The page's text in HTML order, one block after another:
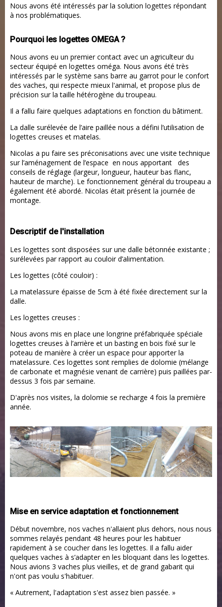
Nous avons été intéressés par la solution logettes répondant
à nos problématiques.
Pourquoi les logettes OMEGA ?
Nous avons eu un premier contact avec un agriculteur du
secteur équipé en logettes oméga. Nous avons été très
intéressés par le système sans barre au garrot pour le confort
des vaches, qui respecte mieux l'animal, et propose plus de
précision sur la taille hétérogène du troupeau.
Il a fallu faire quelques adaptations en fonction du bâtiment.
La dalle surélevée de l’aire paillée nous a défini l’utilisation de
logettes creuses et matelas.
Nicolas a pu faire ses préconisations avec une visite technique
sur l’aménagement de l’espace en nous apportant des
conseils de réglage (largeur, longueur, hauteur bas flanc,
hauteur de marche). Le fonctionnement général du troupeau a
également été abordé. Nicolas était présent la journée de
montage.
Descriptif de l'installation
Les logettes sont disposées sur une dalle bétonnée existante ;
surélevées par rapport au couloir d’alimentation.
Les logettes (côté couloir) :
La matelassure épaisse de 5cm à été fixée directement sur la
dalle.
Les logettes creuses :
Nous avons mis en place une longrine préfabriquée spéciale
logettes creuses à l’arrière et un basting en bois fixé sur le
poteau de manière à créer un espace pour apporter la
matelassure. Ces logettes sont remplies de dolomie (mélange
de carbonate et magnésie venant de carrière) puis paillées par-
dessus 3 fois par semaine.
D'après nos visites, la dolomie se recharge 4 fois la première
année.
Mise en service adaptation et fonctionnement
Début novembre, nos vaches n'allaient plus dehors, nous nous
sommes relayés pendant 48 heures pour les habituer
rapidement à se coucher dans les logettes. Il a fallu aider
quelques vaches à s’adapter en les bloquant dans les logettes.
Nous avions 3 vaches plus vieilles, et de grand gabarit qui
n'ont pas voulu s'habituer.
« Autrement, l'adaptation s'est assez bien passée. »